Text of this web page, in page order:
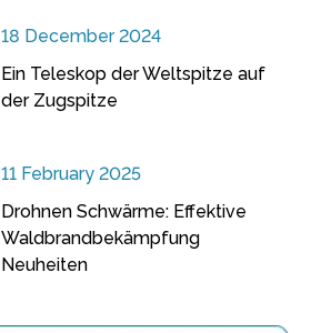
18 December 2024
Ein Teleskop der Weltspitze auf
der Zugspitze
11 February 2025
Drohnen Schwärme: Effektive
Waldbrandbekämpfung
Neuheiten